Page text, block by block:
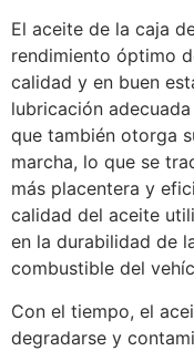
El aceite de la caja
rendimiento óptimo
calidad y en buen
lubricación
que también otorga
marcha, lo que se
más placentera y
calidad del aceite
en la durabilidad de
combustible del
Con el tiempo, el
degradarse y